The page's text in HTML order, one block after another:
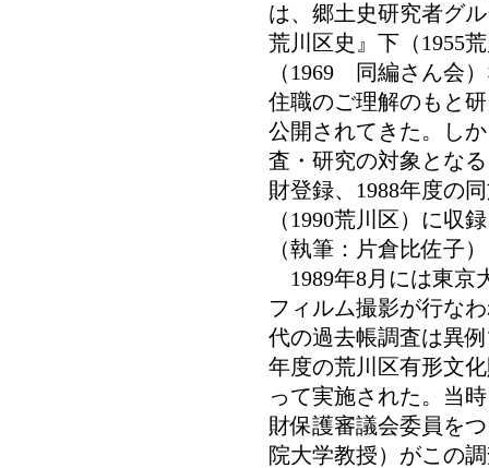
は、郷土史研究者グ
荒川区史』下（1955
（1969 同編さん会
住職のご理解のもと
公開されてきた。し
査・研究の対象とな
財登録、1988年度の
（1990荒川区）に収
（執筆：片倉比佐子
1989年8月には東京
フィルム撮影が行な
代の過去帳調査は異
年度の荒川区有形文
って実施された。当
財保護審議会委員を
院大学教授）がこの